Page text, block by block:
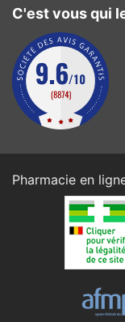
C'est vous qui
Pharmacie en